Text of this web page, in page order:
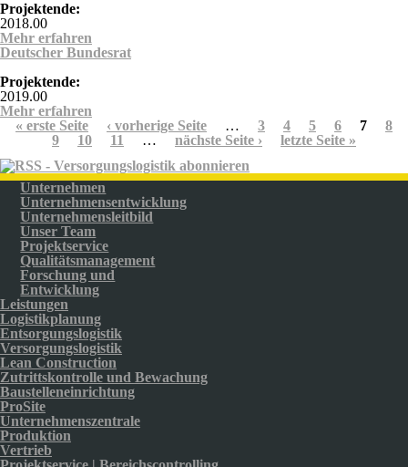
Projektende:
2018.00
Mehr erfahren
Deutscher Bundesrat
Projektende:
2019.00
Mehr erfahren
Seiten
« erste Seite ‹ vorherige Seite … 3 4 5 6 7
8
9
10 11 … nächste Seite › letzte Seite »
Unternehmen
Unternehmensentwicklung
Unternehmensleitbild
Unser Team
Projektservice
Qualitätsmanagement
Forschung und
Entwicklung
Leistungen
Logistikplanung
Entsorgungslogistik
Versorgungslogistik
Lean Construction
Zutrittskontrolle und Bewachung
Baustelleneinrichtung
ProSite
Unternehmenszentrale
Produktion
Vertrieb